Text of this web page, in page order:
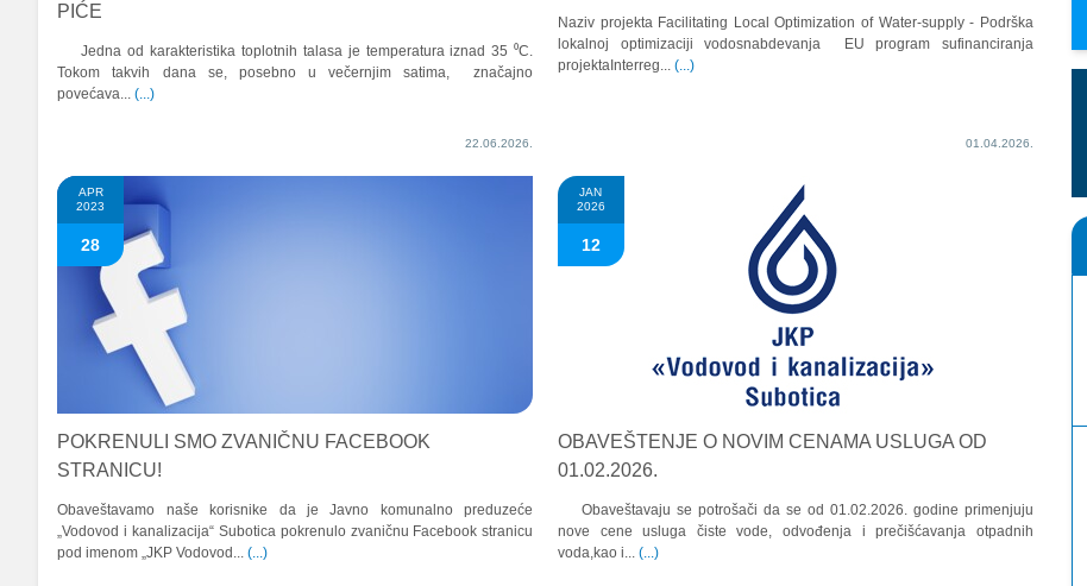
PIĆE
Jedna od karakteristika toplotnih talasa je temperatura iznad 35 ⁰C.
Tokom takvih dana se, posebno u večernjim satima, značajno
povećava...(...)
22.06.2026.
Naziv projekta Facilitating Local Optimization of Water-supply - Podrška
lokalnoj optimizaciji vodosnabdevanja EU program sufinanciranja
projektaInterreg... (...)
01.04.2026.
APR
2023
28
POKRENULI SMO ZVANIČNU FACEBOOK
STRANICU!
Obaveštavamo naše korisnike da je Javno komunalno preduzeće
„Vodovod i kanalizacija“ Subotica pokrenulo zvaničnu Facebook stranicu
pod imenom „JKP Vodovod...(...)
JAN
2026
12
OBAVEŠTENJE O NOVIM CENAMA USLUGA OD
01.02.2026.
Obaveštavaju se potrošači da se od 01.02.2026. godine primenjuju
nove cene usluga čiste vode, odvođenja i prečišćavanja otpadnih
voda,kao i... (...)